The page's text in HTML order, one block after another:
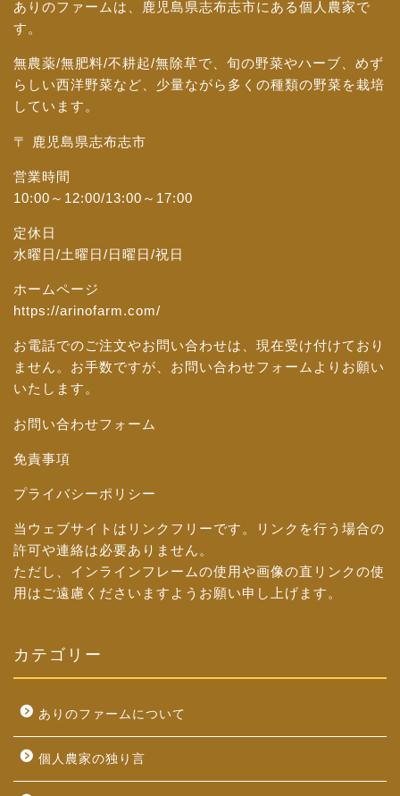
ありのファームは、鹿児島県志布志市にある個人農家で
す。
無農薬/無肥料/不耕起/無除草で、旬の野菜やハーブ、めず
らしい西洋野菜など、少量ながら多くの種類の野菜を栽培
しています。
〒 鹿児島県志布志市
営業時間
10:00～12:00/13:00～17:00
定休日
水曜日/土曜日/日曜日/祝日
ホームページ
https://arinofarm.com/
お電話でのご注文やお問い合わせは、現在受け付けており
ません。お手数ですが、 お問い合わせフォーム よりお願い
いたします。
お問い合わせフォーム
免責事項
プライバシーポリシー
当ウェブサイトはリンクフリーです。リンクを行う場合の
許可や連絡は必要ありません。
ただし、インラインフレームの使用や画像の直リンクの使
用はご遠慮くださいますようお願い申し上げます。
カテゴリー
ありのファームについて
個人農家の独り言